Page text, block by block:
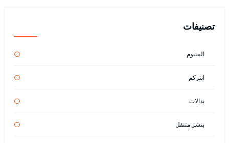
تصنيفات
المنيوم
انتركم
بدالات
بنشر متنقل